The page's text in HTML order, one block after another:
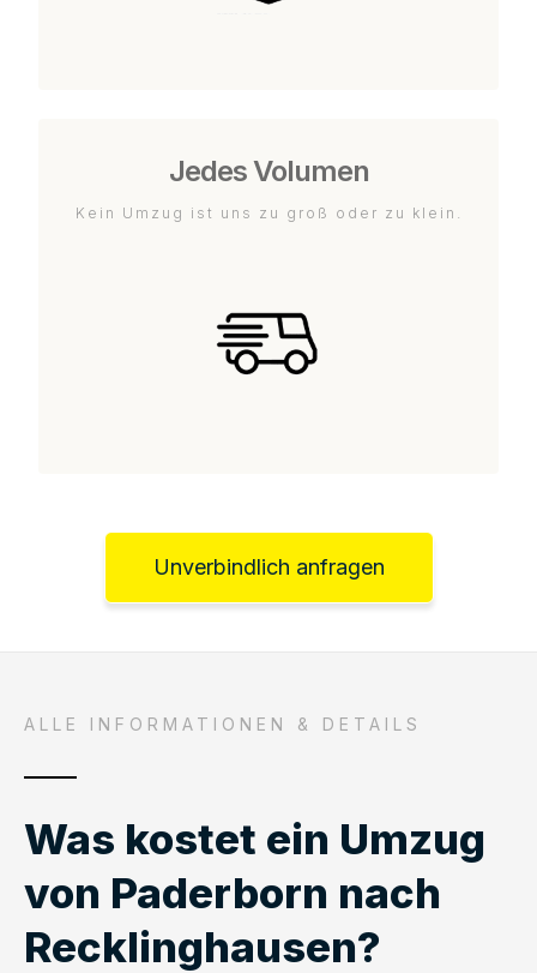
Jedes Volumen
Kein Umzug ist uns zu groß oder zu klein.
Unverbindlich anfragen
ALLE INFORMATIONEN & DETAILS
Was kostet ein Umzug
von Paderborn nach
Recklinghausen?